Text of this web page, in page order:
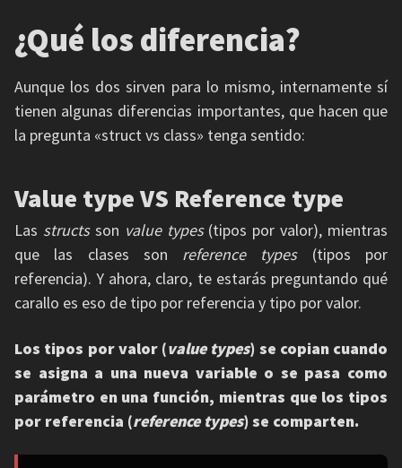
¿Qué los diferencia?
Aunque los dos sirven para lo mismo, internamente sí
tienen algunas diferencias importantes, que hacen que
la pregunta «struct vs class» tenga sentido:
Value type VS Reference type
Las structsson value types(tipos por valor), mientras
que las clases son reference types(tipos por
referencia). Y ahora, claro, te estarás preguntando qué
carallo es eso de tipo por referencia y tipo por valor.
Los tipos por valor (value types) se copian cuando
se asigna a una nueva variable o se pasa como
parámetro en una función, mientras que los tipos
por referencia (reference types) se comparten.